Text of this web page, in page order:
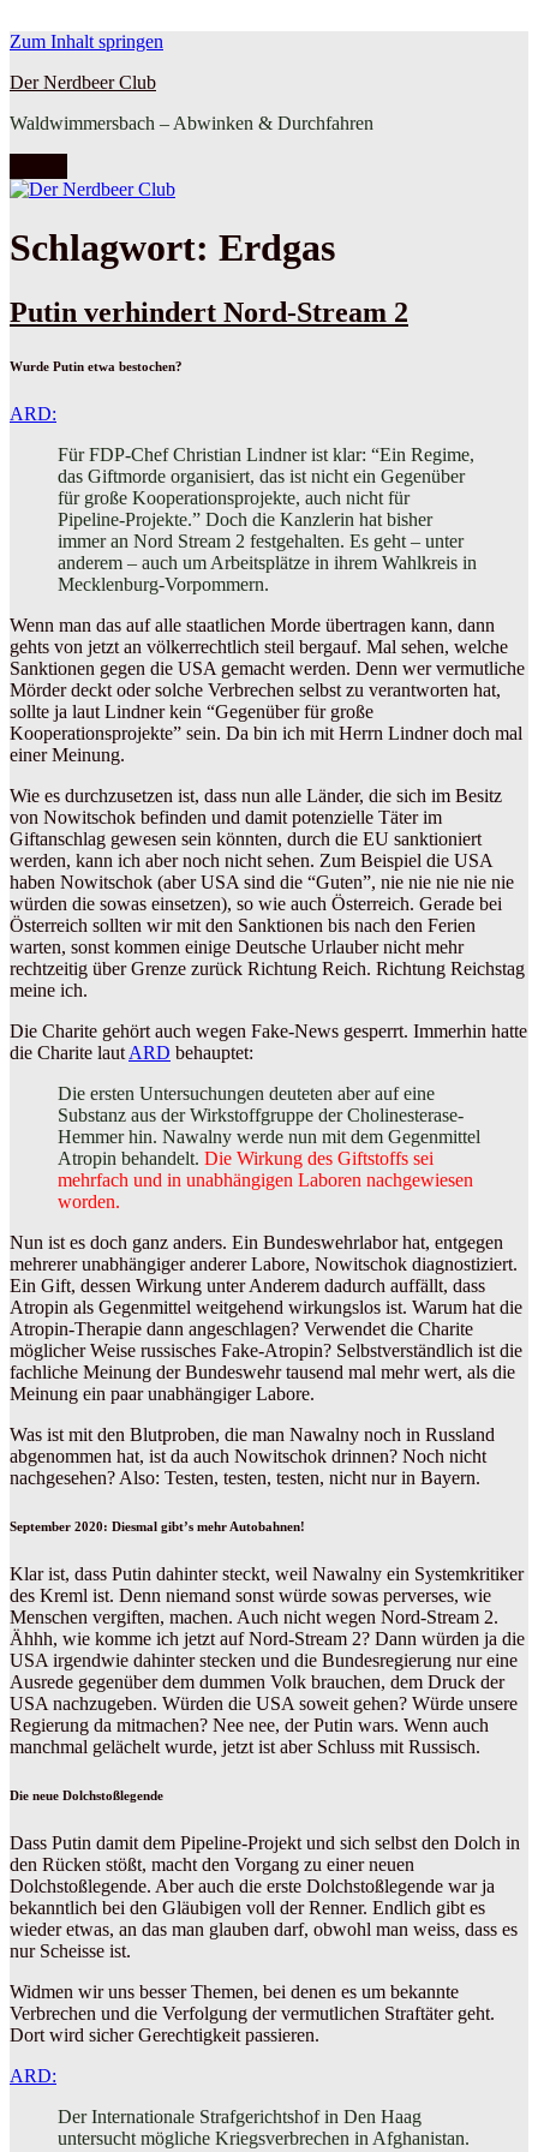
Zum Inhalt springen
Der Nerdbeer Club
Waldwimmersbach – Abwinken & Durchfahren
Schlagwort: Erdgas
Putin verhindert Nord-Stream 2
Wurde Putin etwa bestochen?
ARD:
Für FDP-Chef Christian Lindner ist klar: “Ein Regime,
das Giftmorde organisiert, das ist nicht ein Gegenüber
für große Kooperationsprojekte, auch nicht für
Pipeline-Projekte.” Doch die Kanzlerin hat bisher
immer an Nord Stream 2 festgehalten. Es geht – unter
anderem – auch um Arbeitsplätze in ihrem Wahlkreis in
Mecklenburg-Vorpommern.
Wenn man das auf alle staatlichen Morde übertragen kann, dann
gehts von jetzt an völkerrechtlich steil bergauf. Mal sehen, welche
Sanktionen gegen die USA gemacht werden. Denn wer vermutliche
Mörder deckt oder solche Verbrechen selbst zu verantworten hat,
sollte ja laut Lindner kein “Gegenüber für große
Kooperationsprojekte” sein. Da bin ich mit Herrn Lindner doch mal
einer Meinung.
Wie es durchzusetzen ist, dass nun alle Länder, die sich im Besitz
von Nowitschok befinden und damit potenzielle Täter im
Giftanschlag gewesen sein könnten, durch die EU sanktioniert
werden, kann ich aber noch nicht sehen. Zum Beispiel die USA
haben Nowitschok (aber USA sind die “Guten”, nie nie nie nie nie
würden die sowas einsetzen), so wie auch Österreich. Gerade bei
Österreich sollten wir mit den Sanktionen bis nach den Ferien
warten, sonst kommen einige Deutsche Urlauber nicht mehr
rechtzeitig über Grenze zurück Richtung Reich. Richtung Reichstag
meine ich.
Die Charite gehört auch wegen Fake-News gesperrt. Immerhin hatte
die Charite laut ARD behauptet:
Die ersten Untersuchungen deuteten aber auf eine
Substanz aus der Wirkstoffgruppe der Cholinesterase-
Hemmer hin. Nawalny werde nun mit dem Gegenmittel
Atropin behandelt. Die Wirkung des Giftstoffs sei
mehrfach und in unabhängigen Laboren nachgewiesen
worden.
Nun ist es doch ganz anders. Ein Bundeswehrlabor hat, entgegen
mehrerer unabhängiger anderer Labore, Nowitschok diagnostiziert.
Ein Gift, dessen Wirkung unter Anderem dadurch auffällt, dass
Atropin als Gegenmittel weitgehend wirkungslos ist. Warum hat die
Atropin-Therapie dann angeschlagen? Verwendet die Charite
möglicher Weise russisches Fake-Atropin? Selbstverständlich ist die
fachliche Meinung der Bundeswehr tausend mal mehr wert, als die
Meinung ein paar unabhängiger Labore.
Was ist mit den Blutproben, die man Nawalny noch in Russland
abgenommen hat, ist da auch Nowitschok drinnen? Noch nicht
nachgesehen? Also: Testen, testen, testen, nicht nur in Bayern.
September 2020: Diesmal gibt’s mehr Autobahnen!
Klar ist, dass Putin dahinter steckt, weil Nawalny ein Systemkritiker
des Kreml ist. Denn niemand sonst würde sowas perverses, wie
Menschen vergiften, machen. Auch nicht wegen Nord-Stream 2.
Ähhh, wie komme ich jetzt auf Nord-Stream 2? Dann würden ja die
USA irgendwie dahinter stecken und die Bundesregierung nur eine
Ausrede gegenüber dem dummen Volk brauchen, dem Druck der
USA nachzugeben. Würden die USA soweit gehen? Würde unsere
Regierung da mitmachen? Nee nee, der Putin wars. Wenn auch
manchmal gelächelt wurde, jetzt ist aber Schluss mit Russisch.
Die neue Dolchstoßlegende
Dass Putin damit dem Pipeline-Projekt und sich selbst den Dolch in
den Rücken stößt, macht den Vorgang zu einer neuen
Dolchstoßlegende. Aber auch die erste Dolchstoßlegende war ja
bekanntlich bei den Gläubigen voll der Renner. Endlich gibt es
wieder etwas, an das man glauben darf, obwohl man weiss, dass es
nur Scheisse ist.
Widmen wir uns besser Themen, bei denen es um bekannte
Verbrechen und die Verfolgung der vermutlichen Straftäter geht.
Dort wird sicher Gerechtigkeit passieren.
ARD:
Der Internationale Strafgerichtshof in Den Haag
untersucht mögliche Kriegsverbrechen in Afghanistan.